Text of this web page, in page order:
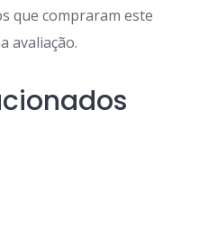
que compraram este
avaliação.